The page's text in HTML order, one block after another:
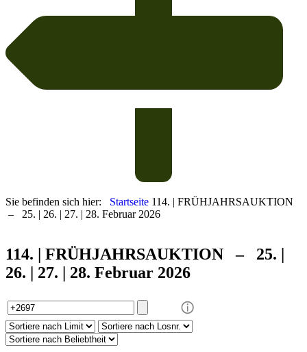
Sie befinden sich hier: Startseite 114. | FRÜHJAHRSAUKTION
– 25. | 26. | 27. | 28. Februar 2026
114. | FRÜHJAHRSAUKTION – 25. |
26. | 27. | 28. Februar 2026